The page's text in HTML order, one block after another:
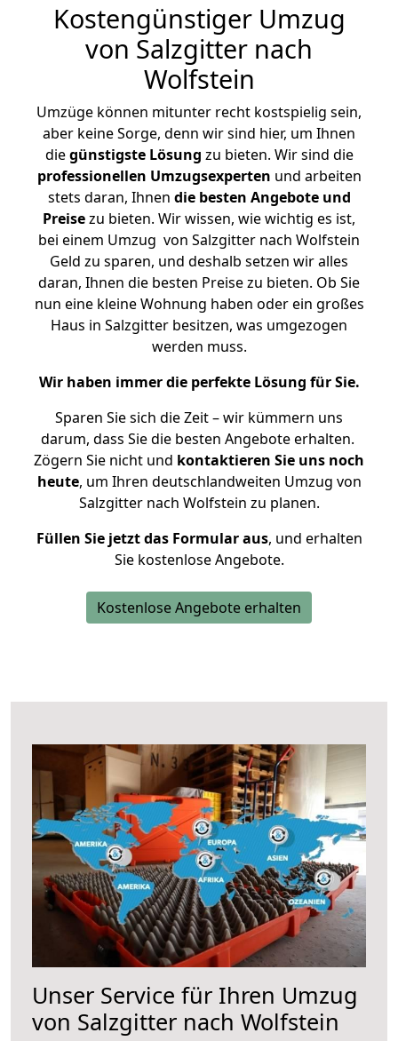
Kostengünstiger Umzug
von Salzgitter nach
Wolfstein
Umzüge können mitunter recht kostspielig sein,
aber keine Sorge, denn wir sind hier, um Ihnen
diegünstigste Lösung zu bieten. Wir sind die
professionellen Umzugsexperten und arbeiten
stets daran, Ihnen die besten Angebote und
Preisezu bieten. Wir wissen, wie wichtig es ist,
bei einem Umzug von Salzgitter nach Wolfstein
Geld zu sparen, und deshalb setzen wir alles
daran, Ihnen die besten Preise zu bieten. Ob Sie
nun eine kleine Wohnung haben oder ein großes
Haus in Salzgitter besitzen, was umgezogen
werden muss.
Wir haben immer die perfekte Lösung für Sie.
Sparen Sie sich die Zeit – wir kümmern uns
darum, dass Sie die besten Angebote erhalten.
Zögern Sie nicht und kontaktieren Sie uns noch
heute, um Ihren deutschlandweiten Umzug von
Salzgitter nach Wolfstein zu planen.
Füllen Sie jetzt das Formular aus, und erhalten
Sie kostenlose Angebote.
Kostenlose Angebote erhalten
Unser Service für Ihren Umzug
von Salzgitter nach Wolfstein